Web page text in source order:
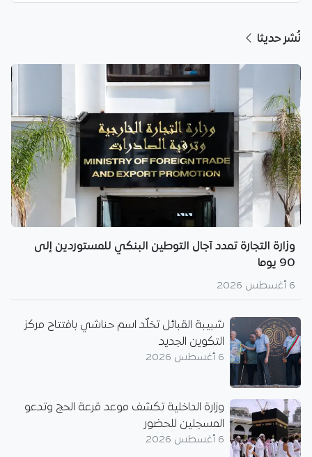
نُشر حديثا
وزارة التجارة تمدد آجال التوطين البنكي للمستوردين إلى
90 يوما
6 أغسطس 2026
شبيبة القبائل تخلّد اسم حناشي بافتتاح مركز
التكوين الجديد
6 أغسطس 2026
وزارة الداخلية تكشف موعد قرعة الحج وتدعو
المسجلين للحضور
6 أغسطس 2026